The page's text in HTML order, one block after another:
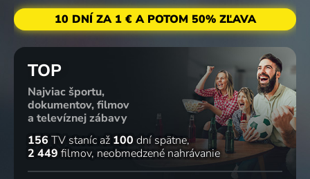
10 DNÍ ZA 1 € A POTOM 50% ZĽAVA
TOP
Najviac športu,
dokumentov, filmov
a televíznej zábavy
156 TV staníc až 100 dní spätne
2 449 filmov neobmedzené nahrávanie